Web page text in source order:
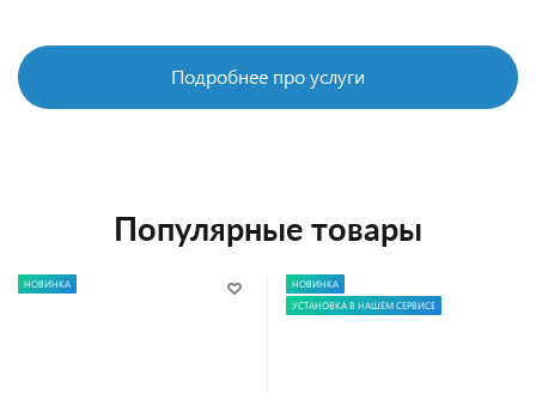
Подробнее про услуги
Популярные товары
НОВИНКА
НОВИНКА
УСТАНОВКА В НАШЕМ СЕРВИСЕ